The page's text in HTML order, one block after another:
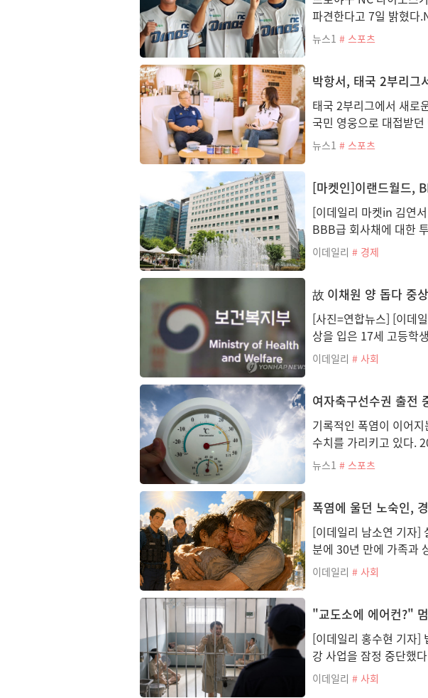
파견한다고 7일 밝혔다
뉴스1 # 스포츠
박항서, 태국 2부리그
태국 2부리그에서 새로
국민 영웅으로 대접받
뉴스1 # 스포츠
[마켓인]이랜드월드,
[이데일리 마켓in 김연
BBB급 회사채에 대한
이데일리 # 경제
故 이채원 양 돕다 중
[사진=연합뉴스] [이데
상을 입은 17세 고등학
이데일리 # 사회
여자축구선수권 출전
기록적인 폭염이 이어
수치를 가리키고 있다.
뉴스1 # 스포츠
폭염에 울던 노숙인,
[이데일리 남소연 기자]
분에 30년 만에 가족과
이데일리 # 사회
"교도소에 에어컨?"
[이데일리 홍수현 기자]
강 사업을 잠정 중단했
이데일리 # 사회